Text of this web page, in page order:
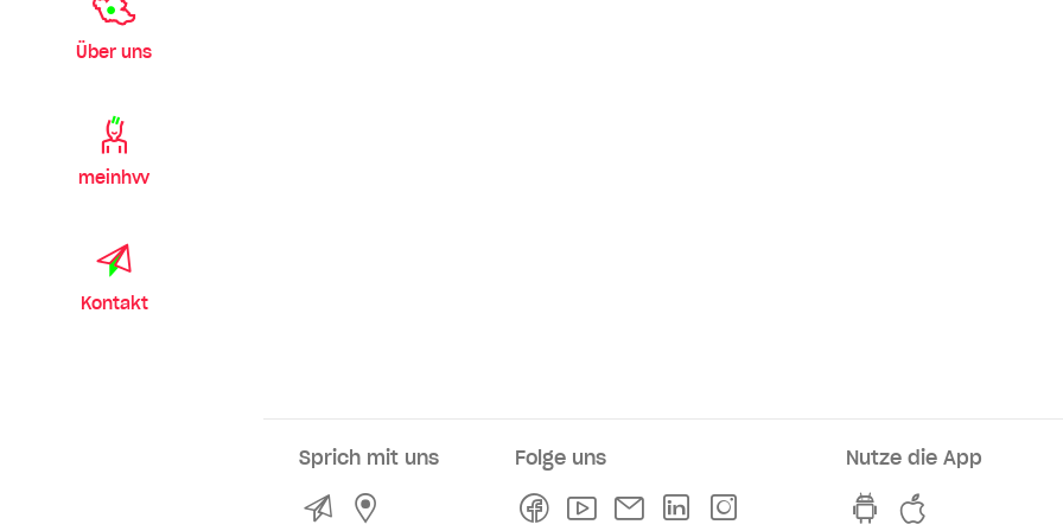
Über uns
meinhvv
Kontakt
Sprich mit uns
KontaktService- und Verkaufsstellen
Folge uns
FacebookYoutubeNewsletterLinkedln
Nutze die App
hvv switch App